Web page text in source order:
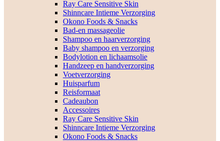
Ray Care Sensitive Skin
Shinncare Intieme Verzorging
Okono Foods & Snacks
Bad-en massageolie
Shampoo en haarverzorging
Baby shampoo en verzorging
Bodylotion en lichaamsolie
Handzeep en handverzorging
Voetverzorging
Huisparfum
Reisformaat
Cadeaubon
Accessoires
Ray Care Sensitive Skin
Shinncare Intieme Verzorging
Okono Foods & Snacks